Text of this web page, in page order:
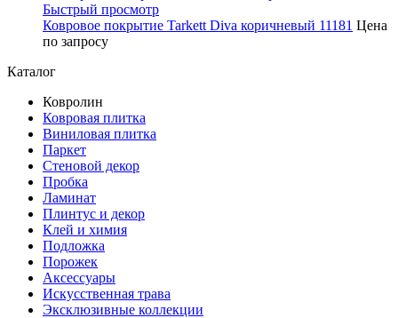
Быстрый просмотр
Ковровое покрытие Tarkett Diva коричневый 11181 Цена
по запросу
Каталог
Ковролин
Ковровая плитка
Виниловая плитка
Паркет
Стеновой декор
Пробка
Ламинат
Плинтус и декор
Клей и химия
Подложка
Порожек
Аксессуары
Искусственная трава
Эксклюзивные коллекции